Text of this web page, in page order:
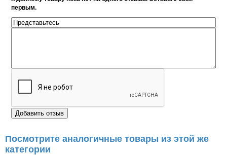
первым.
Посмотрите аналогичные товары из этой же
категории